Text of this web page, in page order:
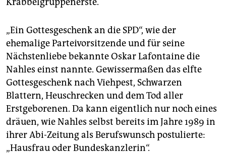
„Ein Gottesgeschenk an die SPD“, wie der
ehemalige Parteivorsitzende und für seine
Nächstenliebe bekannte Oskar Lafontaine die
Nahles einst nannte. Gewissermaßen das elfte
Gottesgeschenk nach Viehpest, Schwarzen
Blattern, Heuschrecken und dem Tod aller
Erstgeborenen. Da kann eigentlich nur noch eines
dräuen, wie Nahles selbst bereits im Jahre 1989 in
ihrer Abi-Zeitung als Berufswunsch postulierte:
„Hausfrau oder Bundeskanzlerin“.